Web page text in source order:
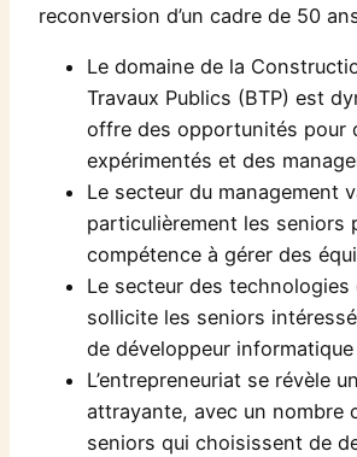
reconversion d’un cadre de 50
Le domaine de la
Travaux Publics (BTP) est
offre des opportunités pour
expérimentés et des
Le secteur du management
particulièrement les seniors
compétence à gérer des
Le secteur des technologies
sollicite les seniors
de développeur informatique
L’entrepreneuriat se révèle
attrayante, avec un nombre
seniors qui choisissent de